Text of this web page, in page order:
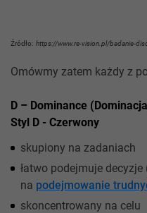
Źródło: https://www.re-vision.pl/badanie-
Omówmy zatem każdy z
D – Dominance
Styl D - Czerwony
skupiony na zadaniach
łatwo podejmuje
na podejmowanie
skoncentrowany na celu